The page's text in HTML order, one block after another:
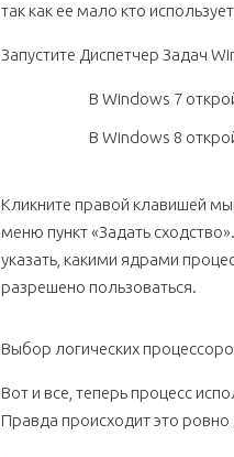
так как ее мало кто
Запустите Диспетчер Задач
В Windows 7
В Windows 8
Кликните правой клавишей
меню пункт «Задать
указать, какими ядрами
разрешено пользоваться.
Выбор логических
Вот и все, теперь процесс
Правда происходит это